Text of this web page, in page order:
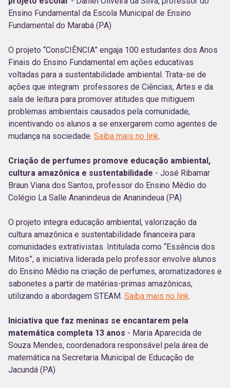
Ensino Fundamental da Escola Municipal de Ensino
Fundamental do Marabá (PA)
O projeto “ConsCIÊNCIA” engaja 100 estudantes dos Anos
Finais do Ensino Fundamental em ações educativas
voltadas para a sustentabilidade ambiental. Trata-se de
ações que integram professores de Ciências, Artes e da
sala de leitura para promover atitudes que mitiguem
problemas ambientais causados pela comunidade,
incentivando os alunos a se enxergarem como agentes de
mudança na sociedade. Saiba mais no link.
Criação de perfumes promove educação ambiental,
cultura amazônica e sustentabilidade - José Ribamar
Braun Viana dos Santos, professor do Ensino Médio do
Colégio La Salle Ananindeua de Ananindeua (PA)
O projeto integra educação ambiental, valorização da
cultura amazônica e sustentabilidade financeira para
comunidades extrativistas. Intitulada como “Essência dos
Mitos”, a iniciativa liderada pelo professor envolve alunos
do Ensino Médio na criação de perfumes, aromatizadores e
sabonetes a partir de matérias-primas amazônicas,
utilizando a abordagem STEAM. Saiba mais no link.
Iniciativa que faz meninas se encantarem pela
matemática completa 13 anos - Maria Aparecida de
Souza Mendes, coordenadora responsável pela área de
matemática na Secretaria Municipal de Educação de
Jacundá (PA)